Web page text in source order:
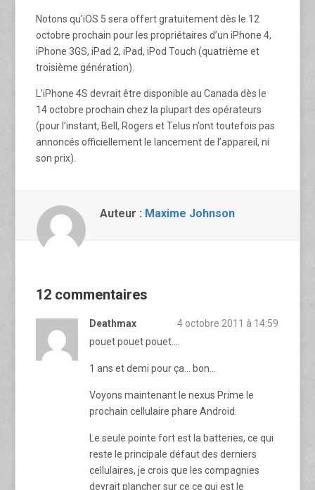
Notons qu’iOS 5 sera offert gratuitement dès le 12
octobre prochain pour les propriétaires d’un iPhone 4,
iPhone 3GS, iPad 2, iPad, iPod Touch (quatrième et
troisième génération).
L’iPhone 4S devrait être disponible au Canada dès le
14 octobre prochain chez la plupart des opérateurs
(pour l’instant, Bell, Rogers et Telus n’ont toutefois pas
annoncés officiellement le lancement de l’appareil, ni
son prix).
Auteur : Maxime Johnson
12 commentaires
Deathmax
4 octobre 2011 à 14:59
pouet pouet pouet….
1 ans et demi pour ça… bon…
Voyons maintenant le nexus Prime le
prochain cellulaire phare Android.
Le seule pointe fort est la batteries, ce qui
reste le principale défaut des derniers
cellulaires, je crois que les compagnies
devrait plancher sur ce ce qui est le